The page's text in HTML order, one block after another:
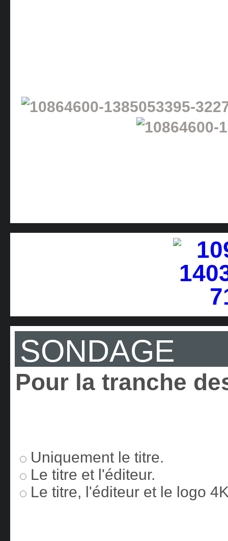
SONDAGE
Pour la tranche
Uniquement le titre.
Le titre et l'éditeur.
Le titre, l'éditeur et le logo